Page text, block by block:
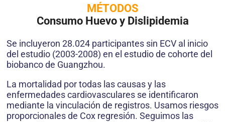
MÉTODOS
Consumo Huevo y Dislipidemia
Se incluyeron 28.024 participantes sin ECV al inicio
del estudio (2003-2008) en el estudio de cohorte del
biobanco de Guangzhou.
La mortalidad por todas las causas y las
enfermedades cardiovasculares se identificaron
mediante la vinculación de registros. Usamos riesgos
proporcionales de Cox regresión. Seguimos las